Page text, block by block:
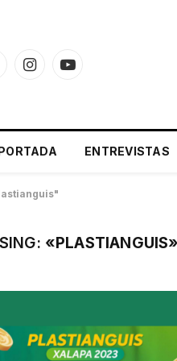
InstagramYouTube
ENTREVISTAS
«PLASTIANGUIS»